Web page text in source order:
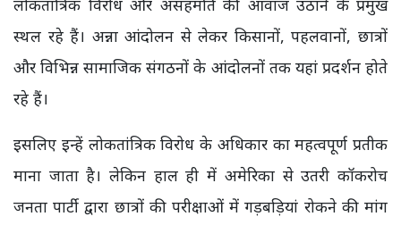
स्थल रहे हैं। अन्ना आंदोलन से लेकर किसानों, पहलवानों, छात्रों
और विभिन्न सामाजिक संगठनों के आंदोलनों तक यहां प्रदर्शन होते
रहे हैं।
इसलिए इन्हें लोकतांत्रिक विरोध के अधिकार का महत्वपूर्ण प्रतीक
माना जाता है। लेकिन हाल ही में अमेरिका से उतरी कॉकरोच
जनता पार्टी द्वारा छात्रों की परीक्षाओं में गड़बड़ियां रोकने की मांग